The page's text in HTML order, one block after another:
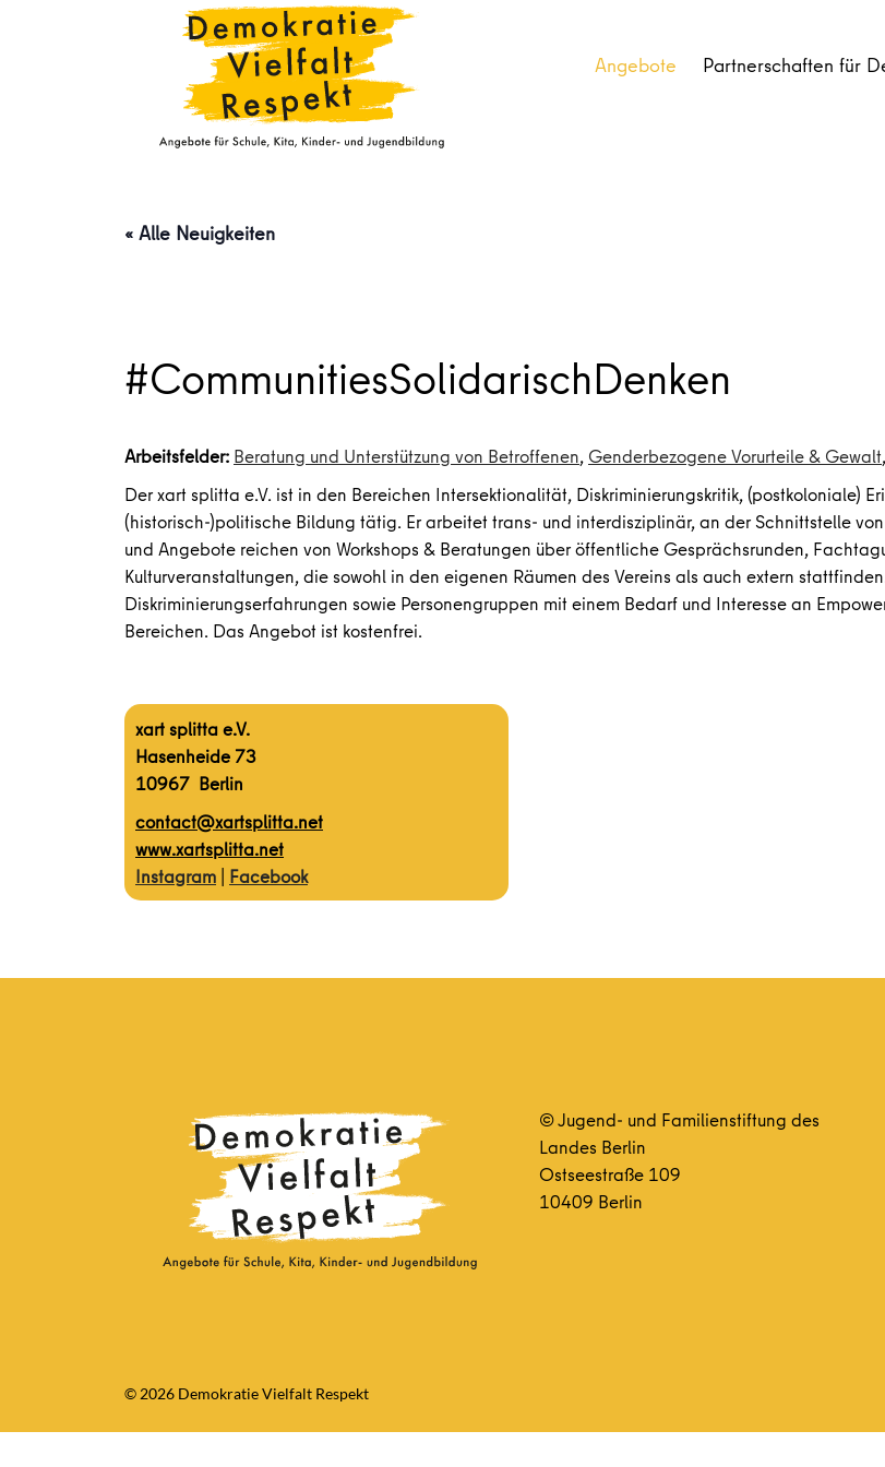
Angebote Partnerschaften für
« Alle Neuigkeiten
#CommunitiesSolidarischDenken
Arbeitsfelder: Beratung und Unterstützung von Betroffenen, Genderbezogene Vorurteile & Gewalt,
Der xart splitta e.V. ist in den Bereichen Intersektionalität, Diskriminierungskritik, (postkoloniale)
(historisch-)politische Bildung tätig. Er arbeitet trans- und interdisziplinär, an der Schnittstelle
und Angebote reichen von Workshops & Beratungen über öffentliche Gesprächsrunden,
Kulturveranstaltungen, die sowohl in den eigenen Räumen des Vereins als auch extern
Diskriminierungserfahrungen sowie Personengruppen mit einem Bedarf und Interesse an
Bereichen. Das Angebot ist kostenfrei.
xart splitta e.V.
Hasenheide 73
10967 Berlin
contact@xartsplitta.net
www.xartsplitta.net
Instagram | Facebook
© Jugend- und Familienstiftung des
Landes Berlin
Ostseestraße 109
10409 Berlin
© 2026 Demokratie Vielfalt Respekt